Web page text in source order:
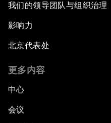
我们的领导团队与组织治理
影响力
北京代表处
更多内容
中心
会议